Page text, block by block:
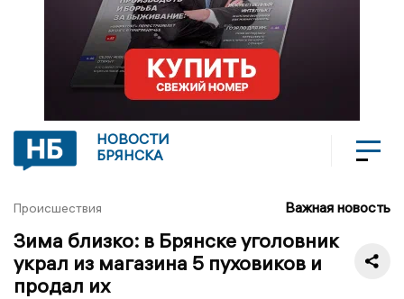
НОВОСТИ
БРЯНСКА
Происшествия Важная новость
Зима близко: в Брянске уголовник
украл из магазина 5 пуховиков и
продал их